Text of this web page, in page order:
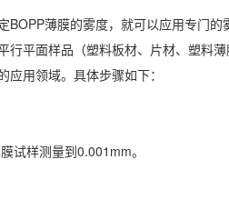
BOPP薄膜的雾度，就可以应用专门
平面样品（塑料板材、片材、塑料
用领域。具体步骤如下：
试样测量到0.001mm。